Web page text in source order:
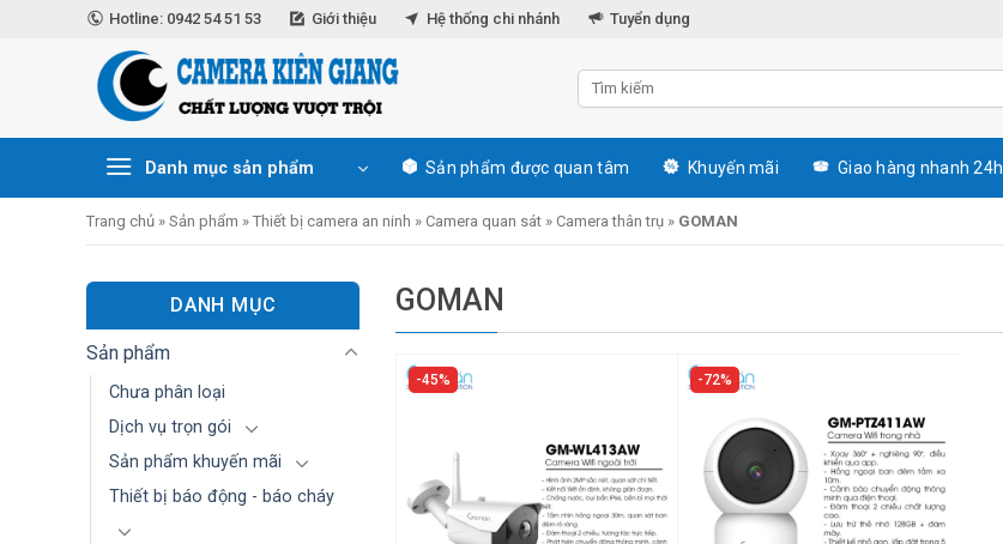
Hotline: 0942 54 51 53 Giới thiệu Hệ thống chi nhánh Tuyển dụng
Danh mục sản phẩm Sản phẩm được quan tâm Khuyến mãi Giao hàng nhanh 24h
Trang chủ » Sản phẩm » Thiết bị camera an ninh » Camera quan sát » Camera thân trụ » GOMAN
DANH MỤC
Sản phẩm
Chưa phân loại
Dịch vụ trọn gói
Sản phẩm khuyến mãi
Thiết bị báo động - báo cháy
GOMAN
45% 72%